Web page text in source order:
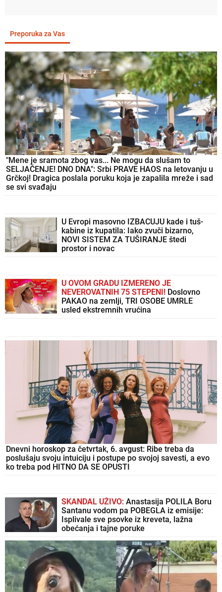
Preporuka za Vas
"Mene je sramota zbog vas... Ne mogu da slušam to
SELJAČENJE! DNO DNA": Srbi PRAVE HAOS na letovanju u
Grčkoj! Dragica poslala poruku koja je zapalila mreže i sad
se svi svađaju
U Evropi masovno IZBACUJU kade i tuš-
kabine iz kupatila: Iako zvuči bizarno,
NOVI SISTEM ZA TUŠIRANJE štedi
prostor i novac
U OVOM GRADU IZMERENO JE
NEVEROVATNIH 75 STEPENI! Doslovno
PAKAO na zemlji, TRI OSOBE UMRLE
usled ekstremnih vrućina
Dnevni horoskop za četvrtak, 6. avgust: Ribe treba da
poslušaju svoju intuiciju i postupe po svojoj savesti, a evo
ko treba pod HITNO DA SE OPUSTI
SKANDAL UŽIVO: Anastasija POLILA Boru
Santanu vodom pa POBEGLA iz emisije:
Isplivale sve psovke iz kreveta, lažna
obećanja i tajne poruke